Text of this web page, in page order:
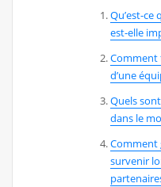
Qu’est-
est-elle
Comment
d’une
Quels
dans le
Comment
survenir